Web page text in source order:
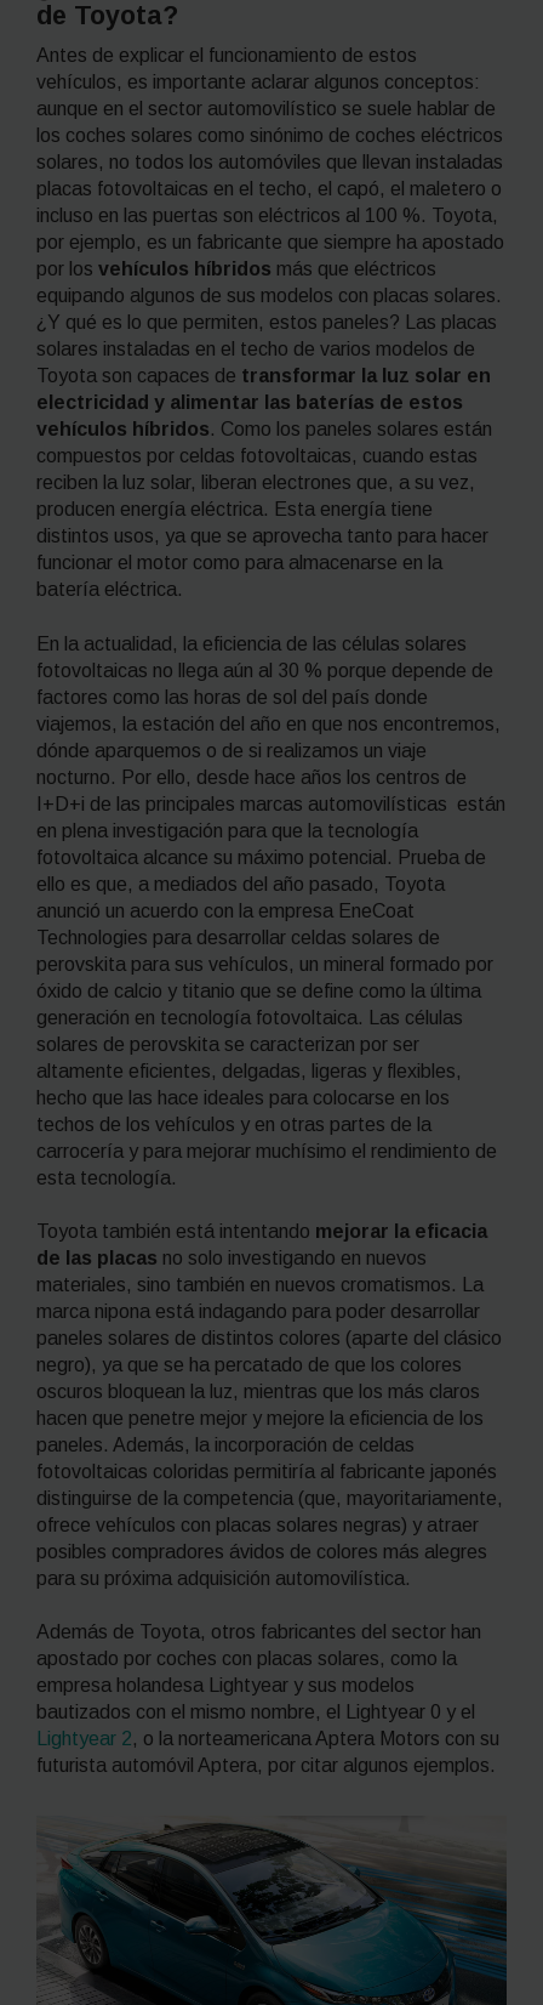
de Toyota?
Antes de explicar el funcionamiento de estos
vehículos, es importante aclarar algunos conceptos:
aunque en el sector automovilístico se suele hablar de
los coches solares como sinónimo de coches eléctricos
solares, no todos los automóviles que llevan instaladas
placas fotovoltaicas en el techo, el capó, el maletero o
incluso en las puertas son eléctricos al 100 %. Toyota,
por ejemplo, es un fabricante que siempre ha apostado
por los vehículos híbridos más que eléctricos
equipando algunos de sus modelos con placas solares.
¿Y qué es lo que permiten, estos paneles? Las placas
solares instaladas en el techo de varios modelos de
Toyota son capaces de transformar la luz solar en
electricidad y alimentar las baterías de estos
vehículos híbridos. Como los paneles solares están
compuestos por celdas fotovoltaicas, cuando estas
reciben la luz solar, liberan electrones que, a su vez,
producen energía eléctrica. Esta energía tiene
distintos usos, ya que se aprovecha tanto para hacer
funcionar el motor como para almacenarse en la
batería eléctrica.
En la actualidad, la eficiencia de las células solares
fotovoltaicas no llega aún al 30 % porque depende de
factores como las horas de sol del país donde
viajemos, la estación del año en que nos encontremos,
dónde aparquemos o de si realizamos un viaje
nocturno. Por ello, desde hace años los centros de
I+D+i de las principales marcas automovilísticas están
en plena investigación para que la tecnología
fotovoltaica alcance su máximo potencial. Prueba de
ello es que, a mediados del año pasado, Toyota
anunció un acuerdo con la empresa EneCoat
Technologies para desarrollar celdas solares de
perovskita para sus vehículos, un mineral formado por
óxido de calcio y titanio que se define como la última
generación en tecnología fotovoltaica. Las células
solares de perovskita se caracterizan por ser
altamente eficientes, delgadas, ligeras y flexibles,
hecho que las hace ideales para colocarse en los
techos de los vehículos y en otras partes de la
carrocería y para mejorar muchísimo el rendimiento de
esta tecnología.
Toyota también está intentando mejorar la eficacia
de las placas no solo investigando en nuevos
materiales, sino también en nuevos cromatismos. La
marca nipona está indagando para poder desarrollar
paneles solares de distintos colores (aparte del clásico
negro), ya que se ha percatado de que los colores
oscuros bloquean la luz, mientras que los más claros
hacen que penetre mejor y mejore la eficiencia de los
paneles. Además, la incorporación de celdas
fotovoltaicas coloridas permitiría al fabricante japonés
distinguirse de la competencia (que, mayoritariamente,
ofrece vehículos con placas solares negras) y atraer
posibles compradores ávidos de colores más alegres
para su próxima adquisición automovilística.
Además de Toyota, otros fabricantes del sector han
apostado por coches con placas solares, como la
empresa holandesa Lightyear y sus modelos
bautizados con el mismo nombre, el Lightyear 0 y el
Lightyear 2, o la norteamericana Aptera Motors con su
futurista automóvil Aptera, por citar algunos ejemplos.